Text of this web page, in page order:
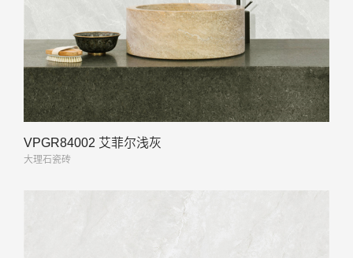
VPGR84002 艾菲尔浅灰
大理石瓷砖